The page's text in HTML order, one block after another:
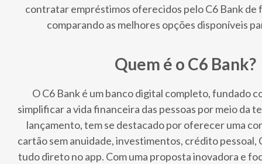
contratar empréstimos oferecidos pelo C6 Bank de
comparando as melhores opções disponíveis
Quem é o C6 Bank?
O C6 Bank é um banco digital completo, fundado
simplificar a vida financeira das pessoas por meio da
lançamento, tem se destacado por oferecer uma
cartão sem anuidade, investimentos, crédito pessoal,
tudo direto no app. Com uma proposta inovadora e